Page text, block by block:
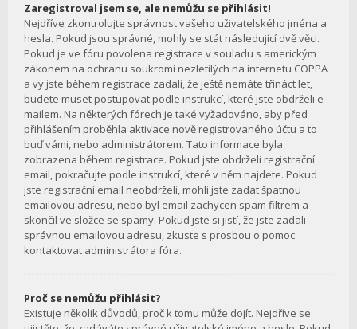
Zaregistroval jsem se, ale nemůžu se přihlásit!
Nejdříve zkontrolujte správnost vašeho uživatelského jména a
hesla. Pokud jsou správné, mohly se stát následující dvě věci.
Pokud je ve fóru povolena registrace v souladu s americkým
zákonem na ochranu soukromí nezletilých na internetu COPPA
a vy jste během registrace zadali, že ještě nemáte třináct let,
budete muset postupovat podle instrukcí, které jste obdrželi e-
mailem. Na některých fórech je také vyžadováno, aby před
přihlášením proběhla aktivace nově registrovaného účtu a to
buď vámi, nebo administrátorem. Tato informace byla
zobrazena během registrace. Pokud jste obdrželi registrační
email, pokračujte podle instrukcí, které v něm najdete. Pokud
jste registrační email neobdrželi, mohli jste zadat špatnou
emailovou adresu, nebo byl email zachycen spam filtrem a
skončil ve složce se spamy. Pokud jste si jistí, že jste zadali
správnou emailovou adresu, zkuste s prosbou o pomoc
kontaktovat administrátora fóra.
Proč se nemůžu přihlásit?
Existuje několik důvodů, proč k tomu může dojít. Nejdříve se